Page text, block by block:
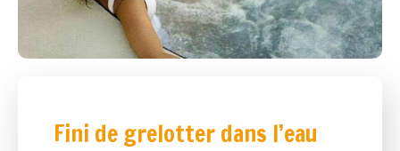
Fini de grelotter dans l’eau